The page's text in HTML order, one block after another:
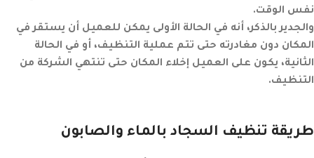
نفس الوقت.
والجدير بالذكر، أنه في الحالة الأولى يمكن للعميل أن يستقر في
المكان دون مغادرته حتى تتم عملية التنظيف، أو في الحالة
الثانية، يكون على العميل إخلاء المكان حتى تنتهي الشركة من
التنظيف.
طريقة تنظيف السجاد بالماء والصابون